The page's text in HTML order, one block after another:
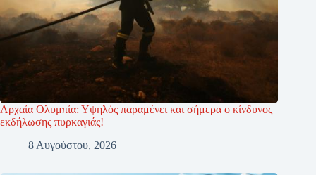
Αρχαία Ολυμπία: Υψηλός παραμένει και σήμερα ο κίνδυνος
εκδήλωσης πυρκαγιάς!
8 Αυγούστου, 2026